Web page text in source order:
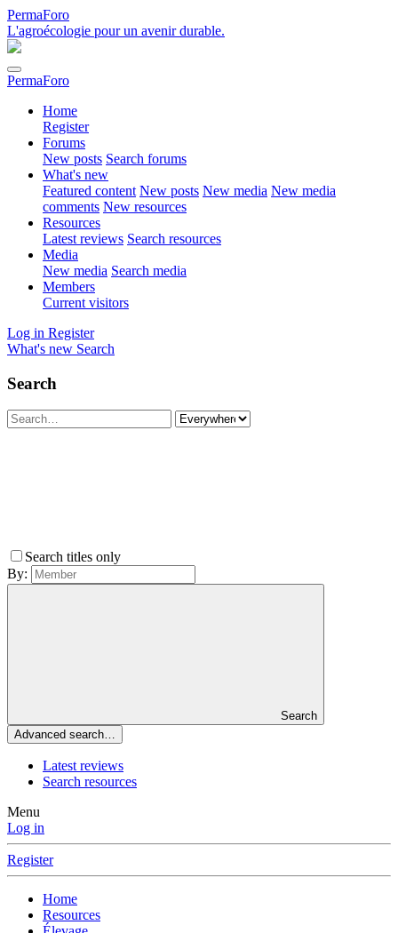
PermaForo
L'agroécologie pour un avenir durable.
PermaForo
Home
Register
Forums
New posts Search forums
What's new
Featured content New posts New media New media
comments New resources
Resources
Latest reviews Search resources
Media
New media Search media
Members
Current visitors
Log in Register
What's new Search
Search
Search titles only
By:
Search
Advanced search…
Latest reviews
Search resources
Menu
Log in
Register
Home
Resources